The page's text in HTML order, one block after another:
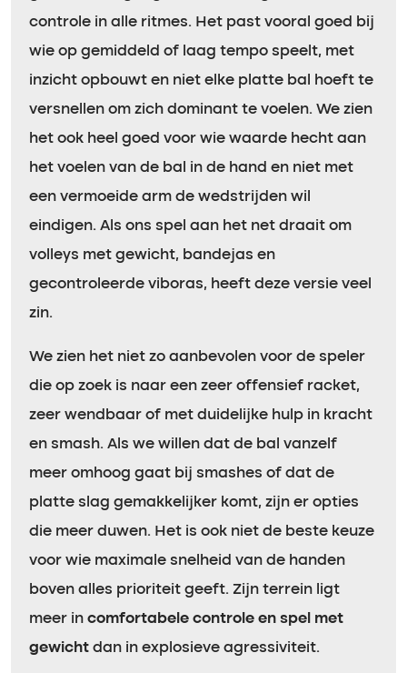
controle in alle ritmes. Het past vooral goed bij
wie op gemiddeld of laag tempo speelt, met
inzicht opbouwt en niet elke platte bal hoeft te
versnellen om zich dominant te voelen. We zien
het ook heel goed voor wie waarde hecht aan
het voelen van de bal in de hand en niet met
een vermoeide arm de wedstrijden wil
eindigen. Als ons spel aan het net draait om
volleys met gewicht, bandejas en
gecontroleerde viboras, heeft deze versie veel
zin.
We zien het niet zo aanbevolen voor de speler
die op zoek is naar een zeer offensief racket,
zeer wendbaar of met duidelijke hulp in kracht
en smash. Als we willen dat de bal vanzelf
meer omhoog gaat bij smashes of dat de
platte slag gemakkelijker komt, zijn er opties
die meer duwen. Het is ook niet de beste keuze
voor wie maximale snelheid van de handen
boven alles prioriteit geeft. Zijn terrein ligt
meer in comfortabele controle en spel met
gewicht dan in explosieve agressiviteit.